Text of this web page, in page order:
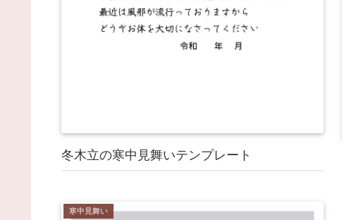
冬木立の寒中見舞いテンプレート
寒中見舞い